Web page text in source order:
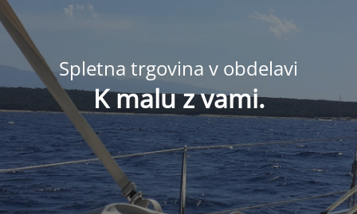
Spletna trgovina v obdelavi
K malu z vami.